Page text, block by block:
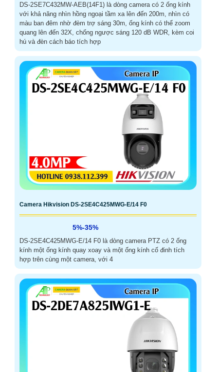
DS-2SE7C432MW-AEB(14F1) là dòng camera có 2 ống kính
với khả năng nhìn hồng ngoại tầm xa lên đến 200m, nhìn có
màu ban đêm nhờ đèm trợ sáng 30m, ống kính có thể zoom
quang lên đến 32X, chống ngược sáng 120 dB WDR, kèm coi
hú và đèn cách báo tích hợp
Camera Hikvision DS-2SE4C425MWG-E/14 F0
5%-35%
DS-2SE4C425MWG-E/14 F0 là dòng camera PTZ có 2 ống
kính một ống kính quay xoay và một ống kính cố đinh tích
hợp trên cùng một camera, với 4